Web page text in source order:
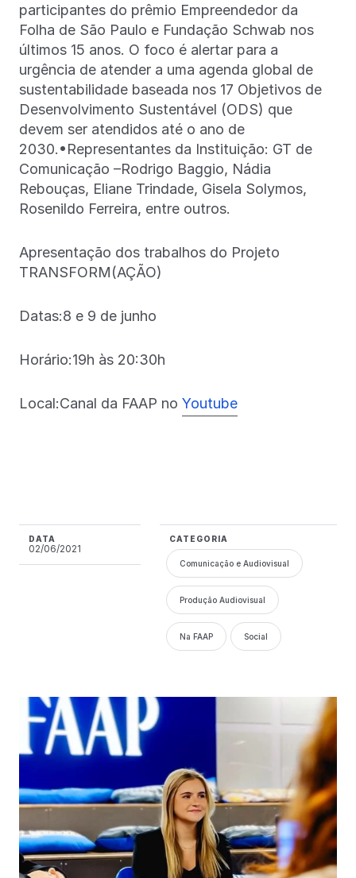
participantes do prêmio Empreendedor da
Folha de São Paulo e Fundação Schwab nos
últimos 15 anos. O foco é alertar para a
urgência de atender a uma agenda global de
sustentabilidade baseada nos 17 Objetivos de
Desenvolvimento Sustentável (ODS) que
devem ser atendidos até o ano de
2030.•Representantes da Instituição: GT de
Comunicação –Rodrigo Baggio, Nádia
Rebouças, Eliane Trindade, Gisela Solymos,
Rosenildo Ferreira, entre outros.
Apresentação dos trabalhos do Projeto
TRANSFORM(AÇÃO)
Datas:8 e 9 de junho
Horário:19h às 20:30h
Local:Canal da FAAP no Youtube
DATA
02/06/2021
CATEGORIA
Comunicação e Audiovisual
Produção Audiovisual
Na FAAP Social